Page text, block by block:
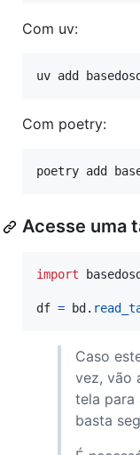
Com uv:
uv add
Com poetry:
poetry add
Acesse uma
import
df = bd .
Caso
vez, vão
tela para
basta